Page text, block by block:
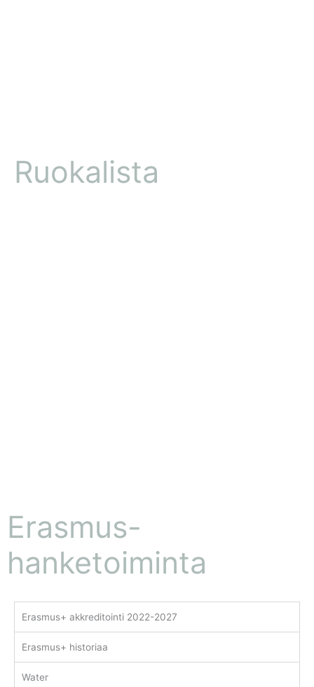
Ruokalista
Erasmus-
hanketoiminta
Erasmus+ akkreditointi 2022-2027
Erasmus+ historiaa
Water